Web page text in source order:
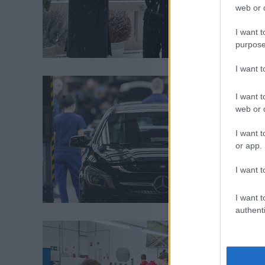
web or
I want
I want
I want
web or
I want
or app.
I want
I want